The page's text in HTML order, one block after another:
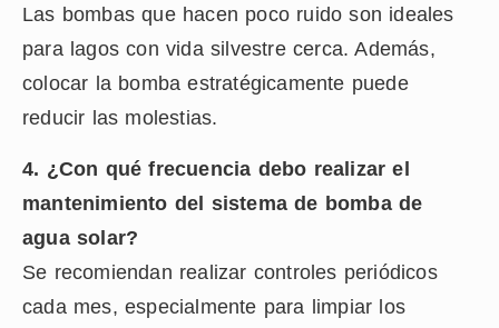
Las bombas que hacen poco ruido son ideales
para lagos con vida silvestre cerca. Además,
colocar la bomba estratégicamente puede
reducir las molestias.
4. ¿Con qué frecuencia debo realizar el
mantenimiento del sistema de bomba de
agua solar?
Se recomiendan realizar controles periódicos
cada mes, especialmente para limpiar los